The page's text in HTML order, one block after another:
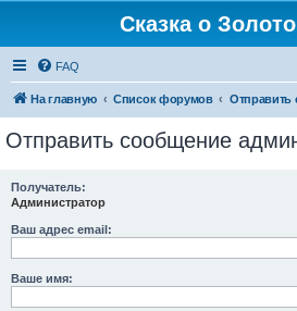
Сказка о
FAQ
На главную Список форумов
Отправить сообщение
Получатель:
Администратор
Ваш адрес email:
Ваше имя: